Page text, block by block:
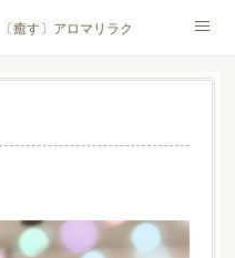
せ
〔癒す〕アロマリラクゼーション
トメント実技講座／介護アロマ講座
企業・団体) PROFILE